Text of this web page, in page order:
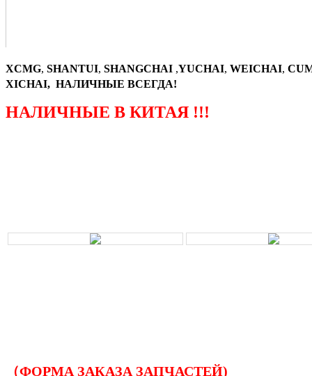
XCMG, SHANTUI, SHANGCHAI ,YUCHAI, WEICHAI,
XICHAI, НАЛИЧНЫЕ ВСЕГДА!
НАЛИЧНЫЕ В КИТАЯ !!!
（ФОРМА ЗАКАЗА ЗАПЧАСТЕЙ)